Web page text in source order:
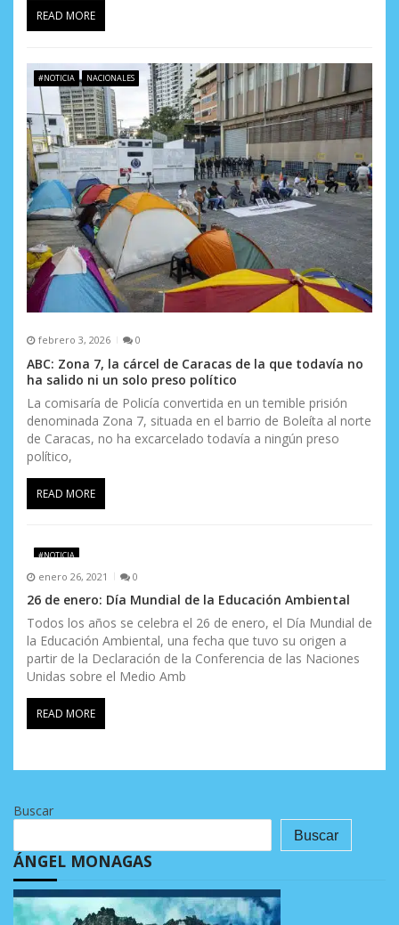
d
s
READ MORE
#NOTICIA NACIONALES
febrero 3, 2026 0
ABC: Zona 7, la cárcel de Caracas de la que todavía no
ha salido ni un solo preso político
La comisaría de Policía convertida en un temible prisión
denominada Zona 7, situada en el barrio de Boleíta al norte
de Caracas, no ha excarcelado todavía a ningún preso
político,
READ MORE
#NOTICIA
enero 26, 2021 0
26 de enero: Día Mundial de la Educación Ambiental
Todos los años se celebra el 26 de enero, el Día Mundial de
la Educación Ambiental, una fecha que tuvo su origen a
partir de la Declaración de la Conferencia de las Naciones
Unidas sobre el Medio Amb
READ MORE
Buscar
Buscar
ÁNGEL MONAGAS